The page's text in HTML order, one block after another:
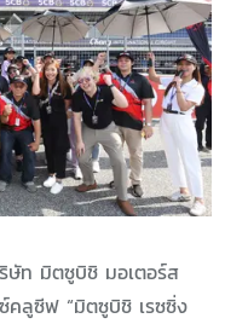
ษัท มิตซูบิชิ มอเตอร์ส
คลูซีฟ “มิตซูบิชิ เรซซิ่ง